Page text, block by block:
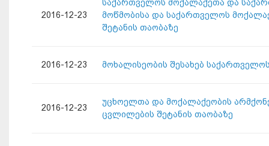
2016-12-23
საქართველოს მოქალაქეთა და
მოწმობისა და საქართველოს
შეტანის თაობაზე
2016-12-23 მოხალისეობის შესახებ
2016-12-23
უცხოელთა და მოქალაქეობის
ცვლილების შეტანის თაობაზე